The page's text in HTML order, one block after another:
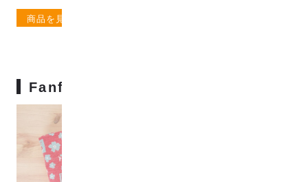
商品を見る
Fanfareファブリックとは